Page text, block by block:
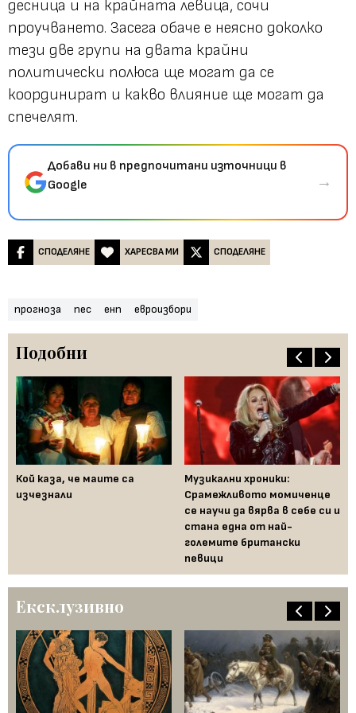
десница и на крайната левица, сочи
проучването. Засега обаче е неясно доколко
тези две групи на двата крайни
политически полюса ще могат да се
координират и какво влияние ще могат да
спечелят.
Добави ни в предпочитани източници в
Google
→
СПОДЕЛЯНЕ ХАРЕСВА МИ СПОДЕЛЯНЕ
прогноза пес енп евроизбори
Подобни
Кой каза, че маите са
изчезнали
Музикални хроники:
Срамежливото момиченце
се научи да вярва в себе си и
стана една от най-
големите британски
певици
Ексклузивно